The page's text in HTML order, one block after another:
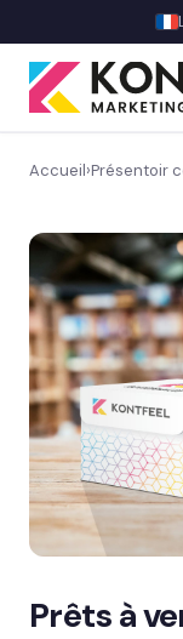
PLV carton
Présentoir
Découvrez
→
MISE EN AVANT
Présentoir
Accueil›Présentoir
Prêts à